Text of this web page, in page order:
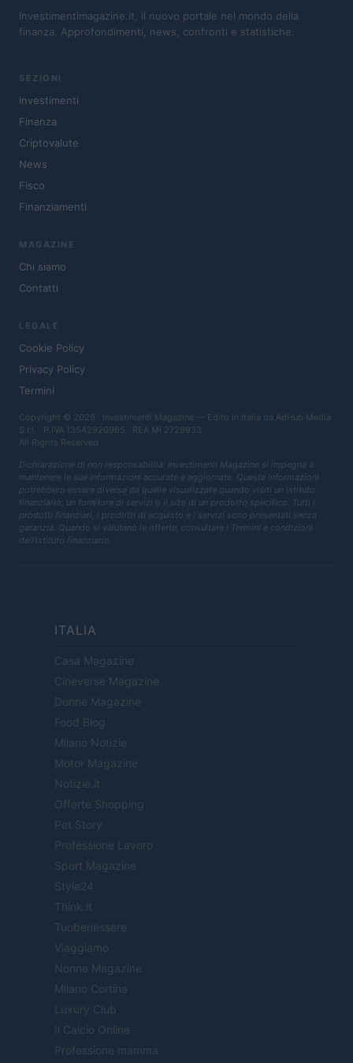
Investimentimagazine.it, il nuovo portale nel mondo della
finanza. Approfondimenti, news, confronti e statistiche.
SEZIONI
Investimenti
Finanza
Criptovalute
News
Fisco
Finanziamenti
MAGAZINE
Chi siamo
Contatti
LEGALE
Cookie Policy
Privacy Policy
Termini
Copyright © 2026 · Investimenti Magazine — Edito in Italia da AdHub Media
S.r.l. · P.IVA 13542920965 · REA MI 2729933
All Rights Reserved
Dichiarazione di non responsabilità: Investimenti Magazine si impegna a
mantenere le sue informazioni accurate e aggiornate. Queste informazioni
potrebbero essere diverse da quelle visualizzate quando visiti un istituto
finanziario, un fornitore di servizi o il sito di un prodotto specifico. Tutti i
prodotti finanziari, i prodotti di acquisto e i servizi sono presentati senza
garanzia. Quando si valutano le offerte, consultare i Termini e condizioni
dell'istituto finanziario.
ITALIA
Casa Magazine
Cineverse Magazine
Donne Magazine
Food Blog
Milano Notizie
Motor Magazine
Notizie.it
Offerte Shopping
Pet Story
Professione Lavoro
Sport Magazine
Style24
Think.it
Tuobenessere
Viaggiamo
Nonne Magazine
Milano Cortina
Luxury Club
Il Calcio Online
Professione mamma